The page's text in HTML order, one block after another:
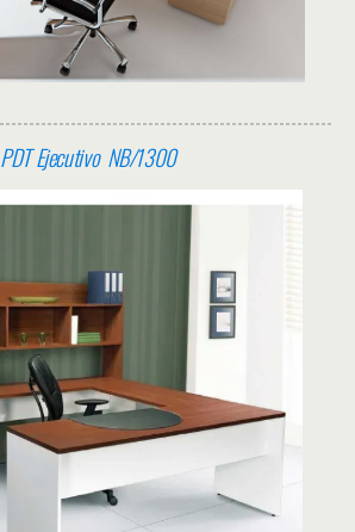
PDT Ejecutivo NB/1300